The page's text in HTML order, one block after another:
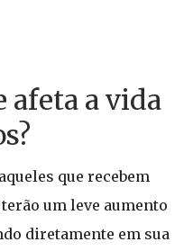
afeta a vida
que recebem
um leve aumento
diretamente em sua